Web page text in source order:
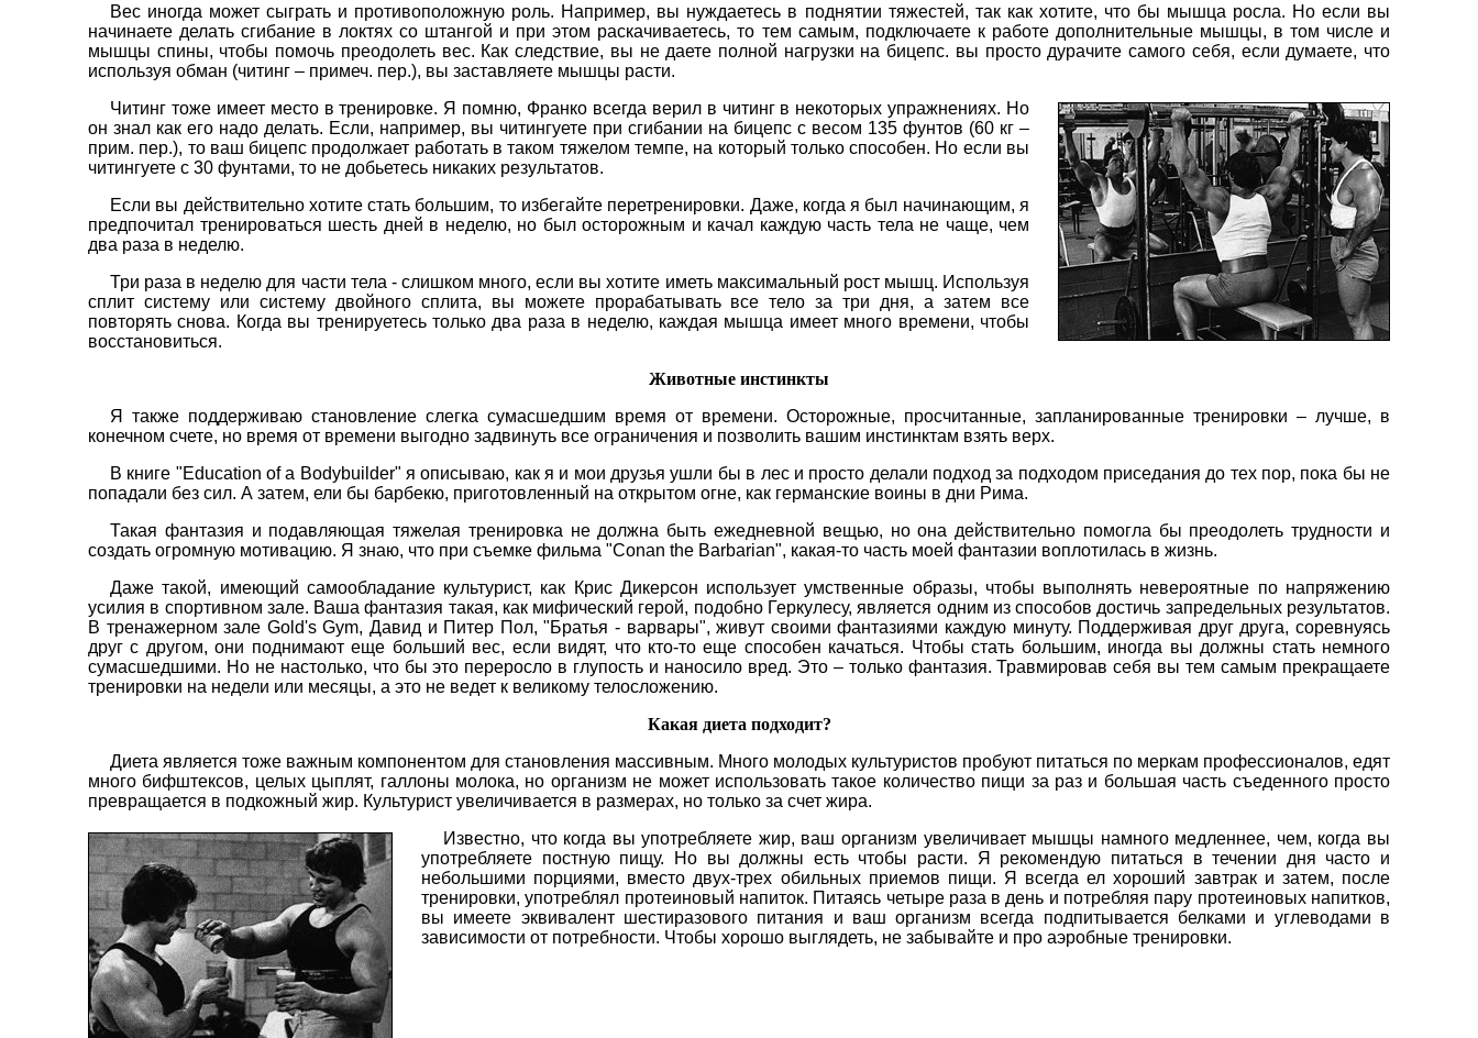
Вес иногда может сыграть и противоположную роль. Например, вы нуждаетесь в поднятии тяжестей, так как хотите, что бы мышца росла. Но если вы
начинаете делать сгибание в локтях со штангой и при этом раскачиваетесь, то тем самым, подключаете к работе дополнительные мышцы, в том числе и
мышцы спины, чтобы помочь преодолеть вес. Как следствие, вы не даете полной нагрузки на бицепс. вы просто дурачите самого себя, если думаете, что
используя обман (читинг – примеч. пер.), вы заставляете мышцы расти.
Читинг тоже имеет место в тренировке. Я помню, Франко всегда верил в читинг в некоторых упражнениях. Но
он знал как его надо делать. Если, например, вы читингуете при сгибании на бицепс с весом 135 фунтов (60 кг –
прим. пер.), то ваш бицепс продолжает работать в таком тяжелом темпе, на который только способен. Но если вы
читингуете с 30 фунтами, то не добьетесь никаких результатов.
Если вы действительно хотите стать большим, то избегайте перетренировки. Даже, когда я был начинающим, я
предпочитал тренироваться шесть дней в неделю, но был осторожным и качал каждую часть тела не чаще, чем
два раза в неделю.
Три раза в неделю для части тела - слишком много, если вы хотите иметь максимальный рост мышц. Используя
сплит систему или систему двойного сплита, вы можете прорабатывать все тело за три дня, а затем все
повторять снова. Когда вы тренируетесь только два раза в неделю, каждая мышца имеет много времени, чтобы
восстановиться.
Животные инстинкты
Я также поддерживаю становление слегка сумасшедшим время от времени. Осторожные, просчитанные, запланированные тренировки – лучше, в
конечном счете, но время от времени выгодно задвинуть все ограничения и позволить вашим инстинктам взять верх.
В книге "Education of a Bodybuilder" я описываю, как я и мои друзья ушли бы в лес и просто делали подход за подходом приседания до тех пор, пока бы не
попадали без сил. А затем, ели бы барбекю, приготовленный на открытом огне, как германские воины в дни Рима.
Такая фантазия и подавляющая тяжелая тренировка не должна быть ежедневной вещью, но она действительно помогла бы преодолеть трудности и
создать огромную мотивацию. Я знаю, что при съемке фильма "Conan the Barbarian", какая-то часть моей фантазии воплотилась в жизнь.
Даже такой, имеющий самообладание культурист, как Крис Дикерсон использует умственные образы, чтобы выполнять невероятные по напряжению
усилия в спортивном зале. Ваша фантазия такая, как мифический герой, подобно Геркулесу, является одним из способов достичь запредельных результатов.
В тренажерном зале Gold's Gym, Давид и Питер Пол, "Братья - варвары", живут своими фантазиями каждую минуту. Поддерживая друг друга, соревнуясь
друг с другом, они поднимают еще больший вес, если видят, что кто-то еще способен качаться. Чтобы стать большим, иногда вы должны стать немного
сумасшедшими. Но не настолько, что бы это переросло в глупость и наносило вред. Это – только фантазия. Травмировав себя вы тем самым прекращаете
тренировки на недели или месяцы, а это не ведет к великому телосложению.
Какая диета подходит?
Диета является тоже важным компонентом для становления массивным. Много молодых культуристов пробуют питаться по меркам профессионалов, едят
много бифштексов, целых цыплят, галлоны молока, но организм не может использовать такое количество пищи за раз и большая часть съеденного просто
превращается в подкожный жир. Культурист увеличивается в размерах, но только за счет жира.
Известно, что когда вы употребляете жир, ваш организм увеличивает мышцы намного медленнее, чем, когда вы
употребляете постную пищу. Но вы должны есть чтобы расти. Я рекомендую питаться в течении дня часто и
небольшими порциями, вместо двух-трех обильных приемов пищи. Я всегда ел хороший завтрак и затем, после
тренировки, употреблял протеиновый напиток. Питаясь четыре раза в день и потребляя пару протеиновых напитков,
вы имеете эквивалент шестиразового питания и ваш организм всегда подпитывается белками и углеводами в
зависимости от потребности. Чтобы хорошо выглядеть, не забывайте и про аэробные тренировки.